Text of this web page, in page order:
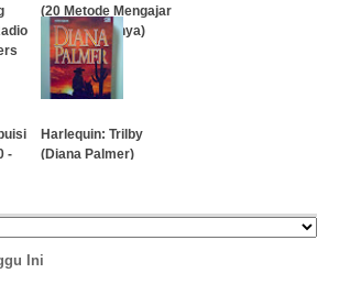
(20 Metode Mengajar
dan Aplikasinya)
…
-
Harlequin: Trilby
(Diana Palmer)
Ini